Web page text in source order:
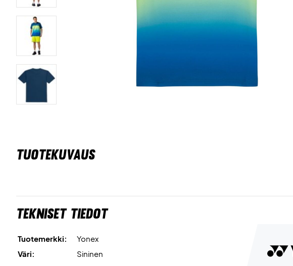
TUOTEKUVAUS
Tekniset tiedot
Tuotemerkki:
Yonex
Väri:
Sininen